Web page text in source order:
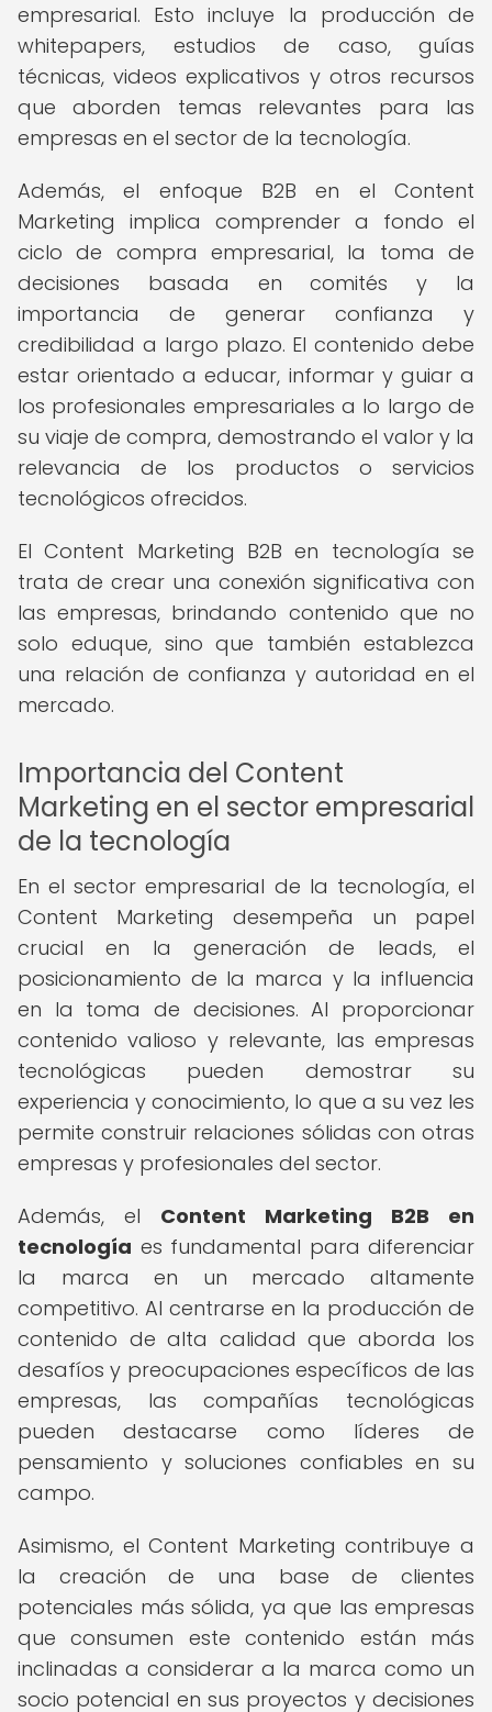
empresarial. Esto incluye la producción de
whitepapers, estudios de caso, guías
técnicas, videos explicativos y otros recursos
que aborden temas relevantes para las
empresas en el sector de la tecnología.
Además, el enfoque B2B en el Content
Marketing implica comprender a fondo el
ciclo de compra empresarial, la toma de
decisiones basada en comités y la
importancia de generar confianza y
credibilidad a largo plazo. El contenido debe
estar orientado a educar, informar y guiar a
los profesionales empresariales a lo largo de
su viaje de compra, demostrando el valor y la
relevancia de los productos o servicios
tecnológicos ofrecidos.
El Content Marketing B2B en tecnología se
trata de crear una conexión significativa con
las empresas, brindando contenido que no
solo eduque, sino que también establezca
una relación de confianza y autoridad en el
mercado.
Importancia del Content
Marketing en el sector empresarial
de la tecnología
En el sector empresarial de la tecnología, el
Content Marketing desempeña un papel
crucial en la generación de leads, el
posicionamiento de la marca y la influencia
en la toma de decisiones. Al proporcionar
contenido valioso y relevante, las empresas
tecnológicas pueden demostrar su
experiencia y conocimiento, lo que a su vez les
permite construir relaciones sólidas con otras
empresas y profesionales del sector.
Además, el Content Marketing B2B en
tecnología es fundamental para diferenciar
la marca en un mercado altamente
competitivo. Al centrarse en la producción de
contenido de alta calidad que aborda los
desafíos y preocupaciones específicos de las
empresas, las compañías tecnológicas
pueden destacarse como líderes de
pensamiento y soluciones confiables en su
campo.
Asimismo, el Content Marketing contribuye a
la creación de una base de clientes
potenciales más sólida, ya que las empresas
que consumen este contenido están más
inclinadas a considerar a la marca como un
socio potencial en sus proyectos y decisiones